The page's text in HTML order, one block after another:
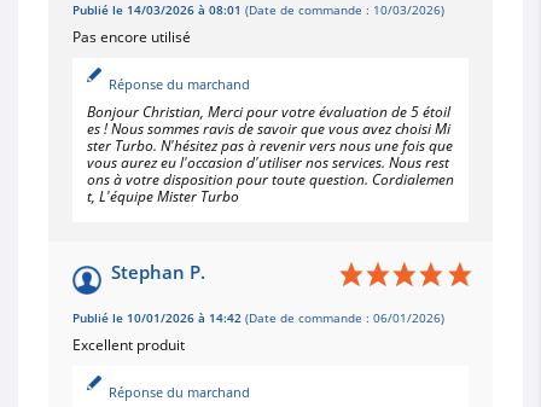
Publié le 14/03/2026 à 08:01 (Date de commande : 10/03/2026)
Pas encore utilisé
Réponse du marchand
Bonjour Christian, Merci pour votre évaluation de 5 étoil
es ! Nous sommes ravis de savoir que vous avez choisi Mi
ster Turbo. N'hésitez pas à revenir vers nous une fois que
vous aurez eu l'occasion d'utiliser nos services. Nous rest
ons à votre disposition pour toute question. Cordialemen
t, L'équipe Mister Turbo
Stephan P.
Publié le 10/01/2026 à 14:42 (Date de commande : 06/01/2026)
Excellent produit
Réponse du marchand